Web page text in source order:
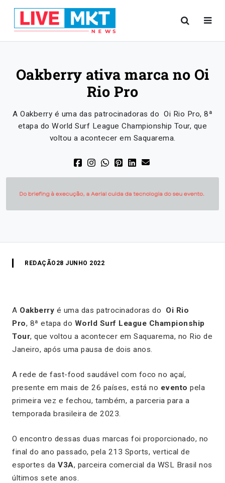
Oakberry ativa marca no Oi
Rio Pro
A Oakberry é uma das patrocinadoras do Oi Rio Pro, 8ª
etapa do World Surf League Championship Tour, que
voltou a acontecer em Saquarema.
REDAÇÃO 28 JUNHO 2022
A Oakberry é uma das patrocinadoras do Oi Rio
Pro, 8ª etapa do World Surf League Championship
Tour, que voltou a acontecer em Saquarema, no Rio de
Janeiro, após uma pausa de dois anos.
A rede de fast-food saudável com foco no açaí,
presente em mais de 26 países, está no evento pela
primeira vez e fechou, também, a parceria para a
temporada brasileira de 2023.
O encontro dessas duas marcas foi proporcionado, no
final do ano passado, pela 213 Sports, vertical de
esportes da V3A, parceira comercial da WSL Brasil nos
últimos sete anos.